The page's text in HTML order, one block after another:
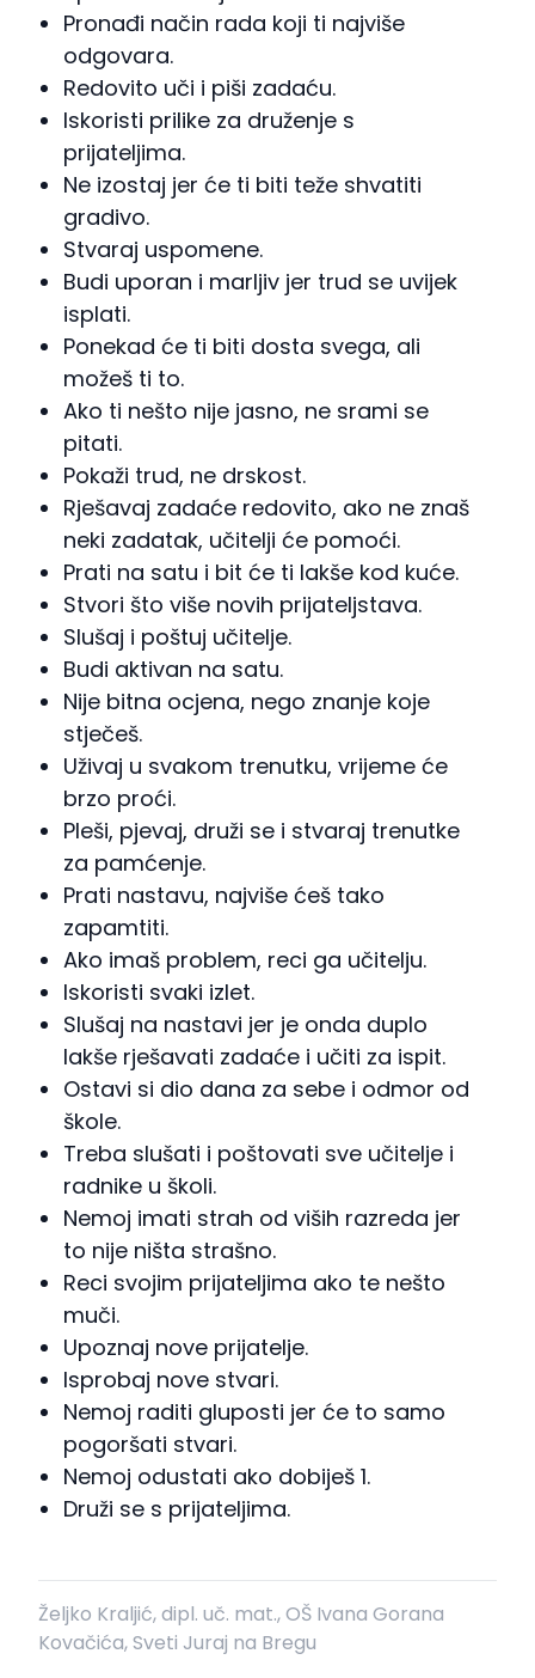
Pronađi način rada koji ti najviše
odgovara.
Redovito uči i piši zadaću.
Iskoristi prilike za druženje s
prijateljima.
Ne izostaj jer će ti biti teže shvatiti
gradivo.
Stvaraj uspomene.
Budi uporan i marljiv jer trud se uvijek
isplati.
Ponekad će ti biti dosta svega, ali
možeš ti to.
Ako ti nešto nije jasno, ne srami se
pitati.
Pokaži trud, ne drskost.
Rješavaj zadaće redovito, ako ne znaš
neki zadatak, učitelji će pomoći.
Prati na satu i bit će ti lakše kod kuće.
Stvori što više novih prijateljstava.
Slušaj i poštuj učitelje.
Budi aktivan na satu.
Nije bitna ocjena, nego znanje koje
stječeš.
Uživaj u svakom trenutku, vrijeme će
brzo proći.
Pleši, pjevaj, druži se i stvaraj trenutke
za pamćenje.
Prati nastavu, najviše ćeš tako
zapamtiti.
Ako imaš problem, reci ga učitelju.
Iskoristi svaki izlet.
Slušaj na nastavi jer je onda duplo
lakše rješavati zadaće i učiti za ispit.
Ostavi si dio dana za sebe i odmor od
škole.
Treba slušati i poštovati sve učitelje i
radnike u školi.
Nemoj imati strah od viših razreda jer
to nije ništa strašno.
Reci svojim prijateljima ako te nešto
muči.
Upoznaj nove prijatelje.
Isprobaj nove stvari.
Nemoj raditi gluposti jer će to samo
pogoršati stvari.
Nemoj odustati ako dobiješ 1.
Druži se s prijateljima.
Željko Kraljić, dipl. uč. mat., OŠ Ivana Gorana
Kovačića, Sveti Juraj na Bregu